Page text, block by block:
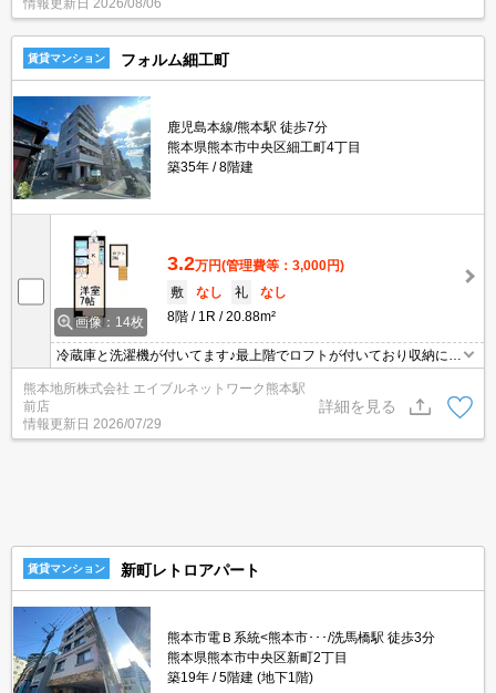
情報更新日 2026/08/06
賃貸マンション フォルム細工町
鹿児島本線/熊本駅 徒歩7分
熊本県熊本市中央区細工町4丁目
築35年
8階建
画像：14枚
3.2万円(管理費等：3,000円)
敷
なし 礼
なし
8階
1R 20.88m²
冷蔵庫と洗濯機が付いてます♪最上階でロフトが付いており収納にも
徒歩圏内で人気の立地です☆初期費用もご相談可能です♪
熊本地所株式会社 エイブルネットワーク熊本駅
前店
情報更新日 2026/07/29
詳細を見る
賃貸マンション 新町レトロアパート
熊本市電Ｂ系統<熊本市･･･/洗馬橋駅 徒歩3分
熊本県熊本市中央区新町2丁目
築19年
5階建 (地下1階)